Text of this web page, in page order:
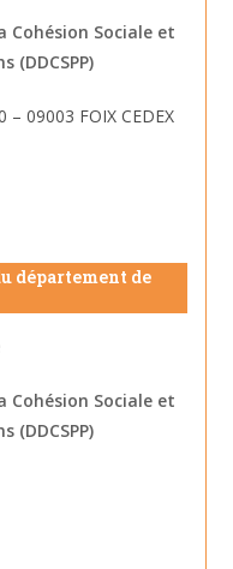
Sociale et
(DDCSPP)
09003 FOIX CEDEX
département de
Sociale et
(DDCSPP)